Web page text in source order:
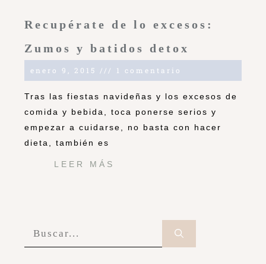
Recupérate de lo excesos:
Zumos y batidos detox
enero 9, 2015 1 comentario
Tras las fiestas navideñas y los excesos de
comida y bebida, toca ponerse serios y
empezar a cuidarse, no basta con hacer
dieta, también es
LEER MÁS